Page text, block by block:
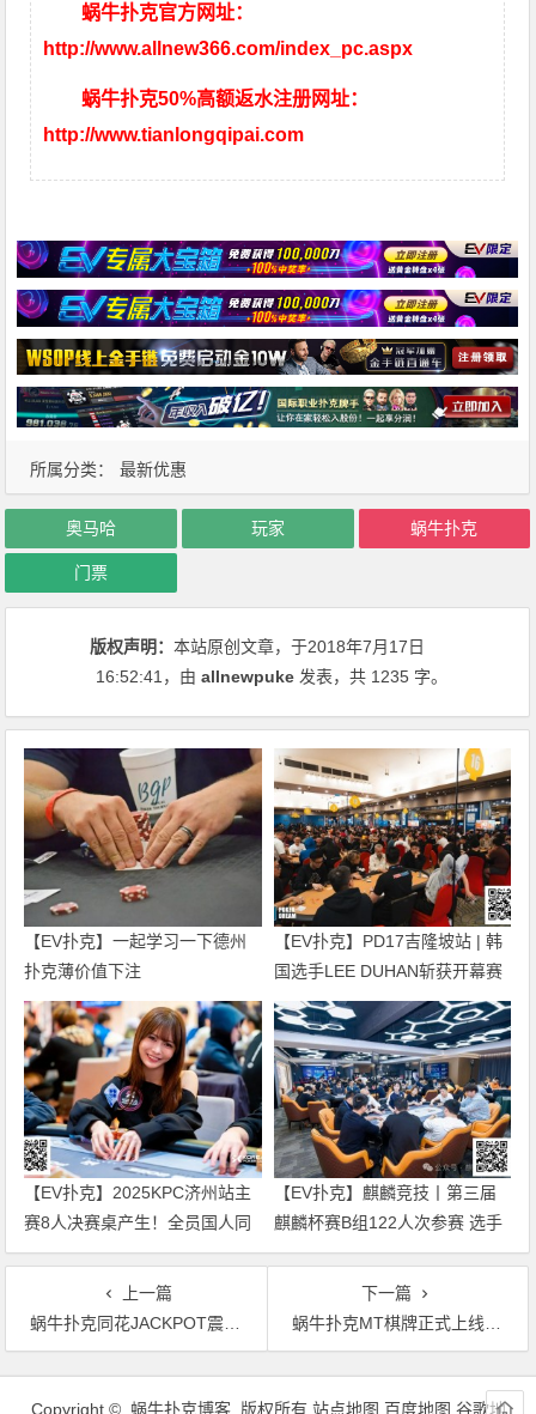
蜗牛扑克官方网址：
http://www.allnew366.com/index_pc.aspx
蜗牛扑克50%高额返水注册网址：
http://www.tianlongqipai.com
所属分类： 最新优惠
奥马哈 玩家 蜗牛扑克
门票
版权声明：本站原创文章，于2018年7月17日
16:52:41 ，由allnewpuke 发表，共 1235 字。
【EV扑克】一起学习一下德州
扑克薄价值下注
【EV扑克】PD17吉隆坡站 | 韩
国选手LEE DUHAN斩获开幕赛
冠军 国人刘文凯获第5名
【EV扑克】2025KPC济州站主
赛8人决赛桌产生！全员国人同
台竞技争头名！Rene van
Krevelen二度加冕超豪短牌赛冠
军！
【EV扑克】麒麟竞技丨第三届
麒麟杯赛B组122人次参赛 选手
飞飞以329000记分牌领衔27人
上一篇
蜗牛扑克同花JACKPOT震撼上线轻松赢大奖
下一篇
蜗牛扑克MT棋牌正式上线免费送你38元体验金
文
Copyright © 蜗牛扑克博客 版权所有 站点地图 百度地图 谷歌地